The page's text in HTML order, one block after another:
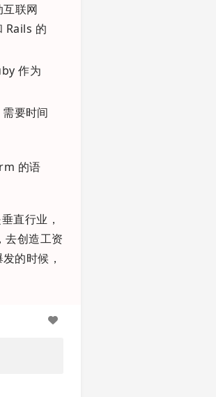
联网
Rails 的
作为
要时间
的语
直行业，
去创造工资
的时候，